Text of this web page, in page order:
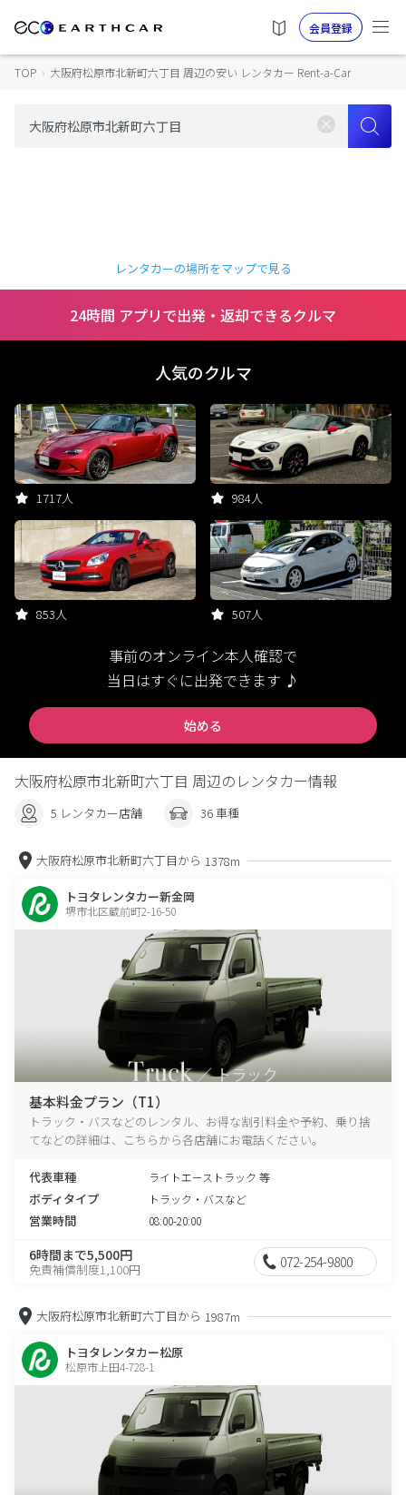
会員登録
TOP › 大阪府松原市北新町六丁目 周辺の安い レンタカー Rent-a-Car
レンタカーの場所をマップで見る
24時間 アプリで出発・返却できるクルマ
人気のクルマ
1717人 984人
853人 507人
事前のオンライン本人確認で
当日はすぐに出発できます ♪
始める
大阪府松原市北新町六丁目 周辺のレンタカー情報
5 レンタカー店舗 36 車種
大阪府松原市北新町六丁目から 1378m
トヨタレンタカー新金岡
堺市北区蔵前町2-16-50
基本料金プラン（T1）
トラック・バスなどのレンタル、お得な割引料金や予約、乗り捨
てなどの詳細は、こちらから各店舗にお電話ください。
代表車種 ライトエーストラック 等
ボディタイプ トラック・バスなど
営業時間 08:00-20:00
6時間まで5,500円
免責補償制度1,100円 072-254-9800
大阪府松原市北新町六丁目から 1987m
トヨタレンタカー松原
松原市上田4-728-1